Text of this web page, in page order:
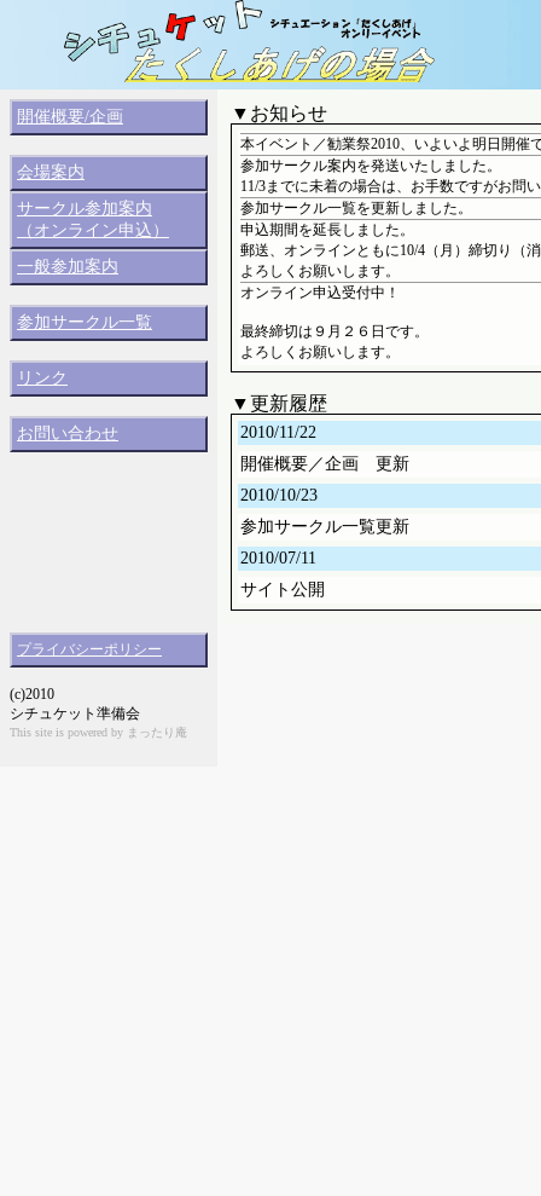
開催概要/企画
会場案内
サークル参加案内
（オンライン申込）
一般参加案内
参加サークル一覧
リンク
お問い合わせ
プライバシーポリシー
(c)2010
シチュケット準備会
This site is powered by まったり庵
▼お知らせ
本イベント／勧業祭2010、いよいよ明日開催
参加サークル案内を発送いたしました。
11/3までに未着の場合は、お手数ですがお問
参加サークル一覧を更新しました。
申込期間を延長しました。
郵送、オンラインともに10/4（月）締切り（
よろしくお願いします。
オンライン申込受付中！
最終締切は９月２６日です。
よろしくお願いします。
▼更新履歴
2010/11/22
開催概要／企画 更新
2010/10/23
参加サークル一覧更新
2010/07/11
サイト公開